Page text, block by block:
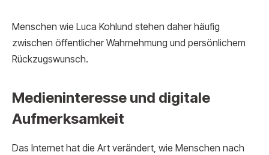
Menschen wie Luca Kohlund stehen daher häufig
zwischen öffentlicher Wahrnehmung und persönlichem
Rückzugswunsch.
Medieninteresse und digitale
Aufmerksamkeit
Das Internet hat die Art verändert, wie Menschen nach